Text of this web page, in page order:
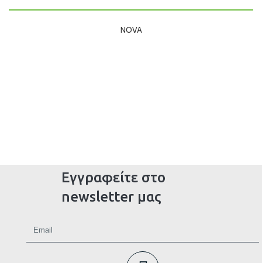
NOVA
Εγγραφείτε στο
newsletter μας